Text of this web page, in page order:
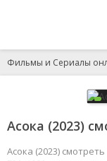
Фильмы и Сериалы
Асока (2023)
Асока (2023)